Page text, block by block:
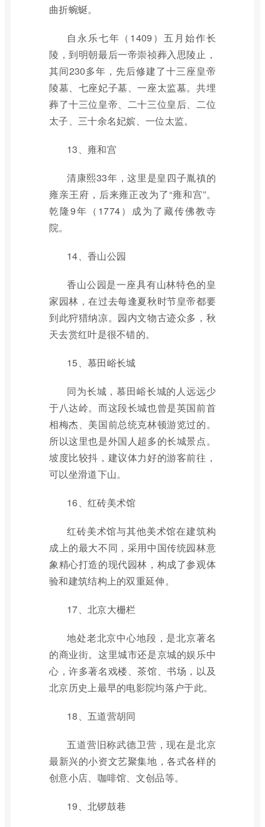
曲折蜿蜒。
自永乐七年（1409）五月始作长
陵，到明朝最后一帝崇祯葬入思陵止，
其间230多年，先后修建了十三座皇帝
陵墓、七座妃子墓、一座太监墓。共埋
葬了十三位皇帝、二十三位皇后、二位
太子、三十余名妃嫔、一位太监。
13、雍和宫
清康熙33年，这里是皇四子胤禛的
雍亲王府，后来雍正改为了“雍和宫”。
乾隆9年（1774）成为了藏传佛教寺
院。
14、香山公园
香山公园是一座具有山林特色的皇
家园林，在过去每逢夏秋时节皇帝都要
到此狩猎纳凉。园内文物古迹众多，秋
天去赏红叶是很不错的。
15、慕田峪长城
同为长城，慕田峪长城的人远远少
于八达岭。而这段长城也曾是英国前首
相梅杰、美国前总统克林顿游览过的。
所以这里也是外国人超多的长城景点。
坡度比较抖，建议体力好的游客前往，
可以坐滑道下山。
16、红砖美术馆
红砖美术馆与其他美术馆在建筑构
成上的最大不同，采用中国传统园林意
象精心打造的现代园林，构成了参观体
验和建筑结构上的双重延伸。
17、北京大栅栏
地处老北京中心地段，是北京著名
的商业街。这里城市还是京城的娱乐中
心，许多著名戏楼、茶馆、书场，以及
北京历史上最早的电影院均落户于此。
18、五道营胡同
五道营旧称武德卫营，现在是北京
最新兴的小资文艺聚集地，各式各样的
创意小店、咖啡馆、文创品等。
19、北锣鼓巷